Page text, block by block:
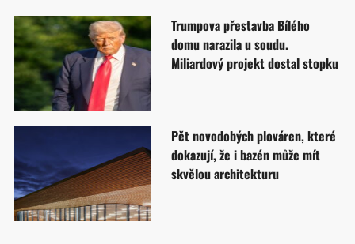
Trumpova přestavba Bílého
domu narazila u soudu.
Miliardový projekt dostal stopku
Pět novodobých plováren, které
dokazují, že i bazén může mít
skvělou architekturu